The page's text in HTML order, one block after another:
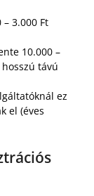
3.000 Ft
10.000 –
távú
ez
el (éves